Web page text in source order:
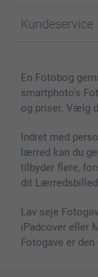
Fotobøger
Cover til mobil
MyNameBook
Fotorammer &
Alle
For affiliate
Sitemap
Betingelser og
Kundeservice
smartbonus
Priser & betaling
En Fotobog
smartphoto's
og priser. Vælg
Indret med
lærred kan du
tilbyder flere,
dit
Lav seje
iPadcover eller
Fotogave er